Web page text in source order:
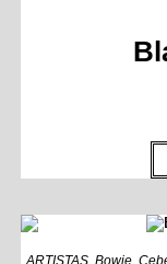
ARTISTAS, Bowie,